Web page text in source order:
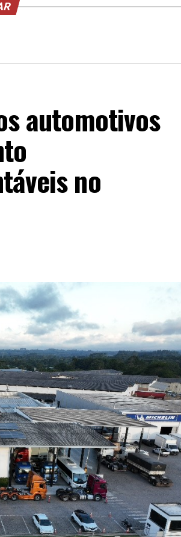
automotivos
no